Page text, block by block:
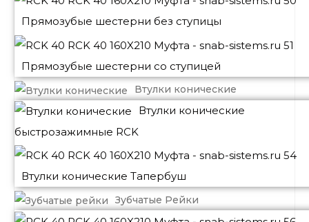
Прямозубые шестерни без ступицы
Прямозубые шестерни со ступицей
Втулки конические
Втулки конические
быстрозажимные RCK
Втулки конические Тапербуш
Зубчатые Рейки